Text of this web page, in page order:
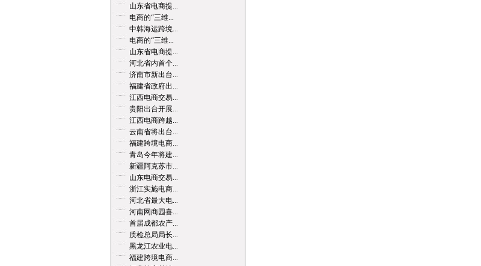
山东省电商提...
电商的“三维...
中韩海运跨境...
电商的“三维...
山东省电商提...
河北省内首个...
济南市新出台...
福建省政府出...
江西电商交易...
贵阳出台开展...
江西电商跨越...
云南省将出台...
福建跨境电商...
青岛今年将建...
新疆阿克苏市...
山东电商交易...
浙江实施电商...
河北省最大电...
河南网商园喜...
首届成都农产...
质检总局局长...
黑龙江农业电...
福建跨境电商...